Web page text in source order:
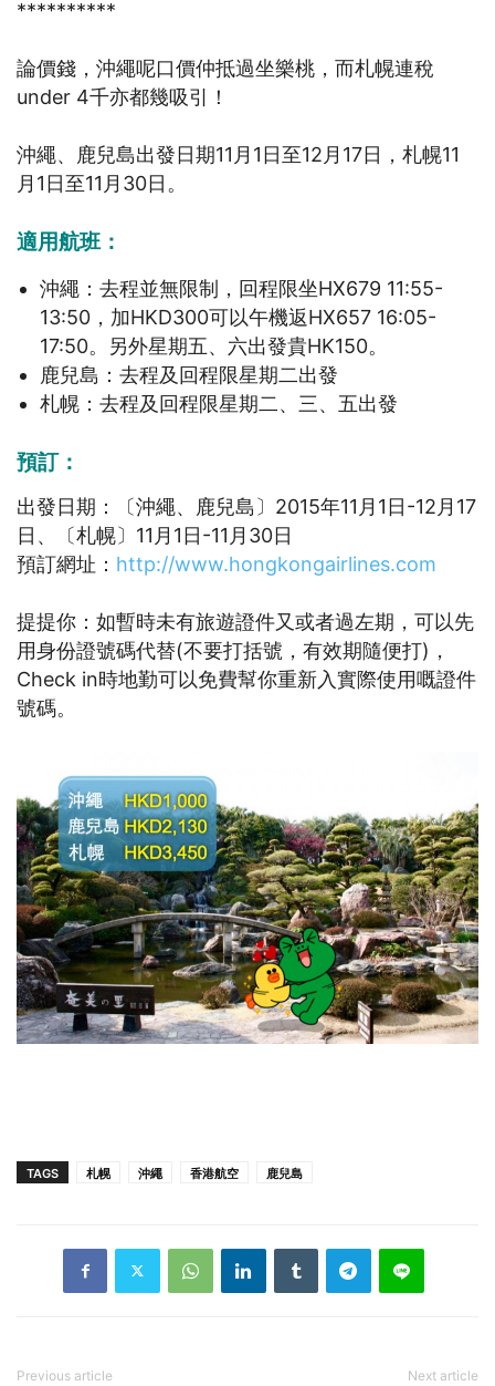
**********
論價錢，沖繩呢口價仲抵過坐樂桃，而札幌連稅
under 4千亦都幾吸引！
沖繩、鹿兒島出發日期11月1日至12月17日，札幌11
月1日至11月30日。
適用航班：
沖繩：去程並無限制，回程限坐HX679 11:55-
13:50，加HKD300可以午機返HX657 16:05-
17:50。另外星期五、六出發貴HK150。
鹿兒島：去程及回程限星期二出發
札幌：去程及回程限星期二、三、五出發
預訂：
出發日期：〔沖繩、鹿兒島〕2015年11月1日-12月17
日、〔札幌〕11月1日-11月30日
預訂網址： http://www.hongkongairlines.com
提提你： 如暫時未有旅遊證件又或者過左期，可以先
用身份證號碼代替(不要打括號，有效期隨便打)，
Check in時地勤可以免費幫你重新入實際使用嘅證件
號碼。
TAGS 札幌 沖繩 香港航空 鹿兒島
Previous article Next article